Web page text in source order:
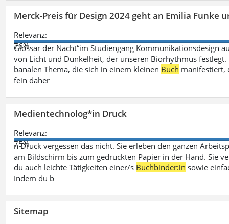
Merck-Preis für Design 2024 geht an Emilia Funke
Relevanz:
76%
Glossar der Nacht“im Studiengang Kommunikationsdesign
von Licht und Dunkelheit, der unseren Biorhythmus
banalen Thema, die sich in einem kleinen Buch manifestiert,
fein daher
Medientechnolog*in Druck
Relevanz:
75%
n Druck vergessen das nicht. Sie erleben den ganzen
am Bildschirm bis zum gedruckten Papier in der Hand. Sie
du auch leichte Tätigkeiten einer/s Buchbinder:in sowie
Indem du b
Sitemap